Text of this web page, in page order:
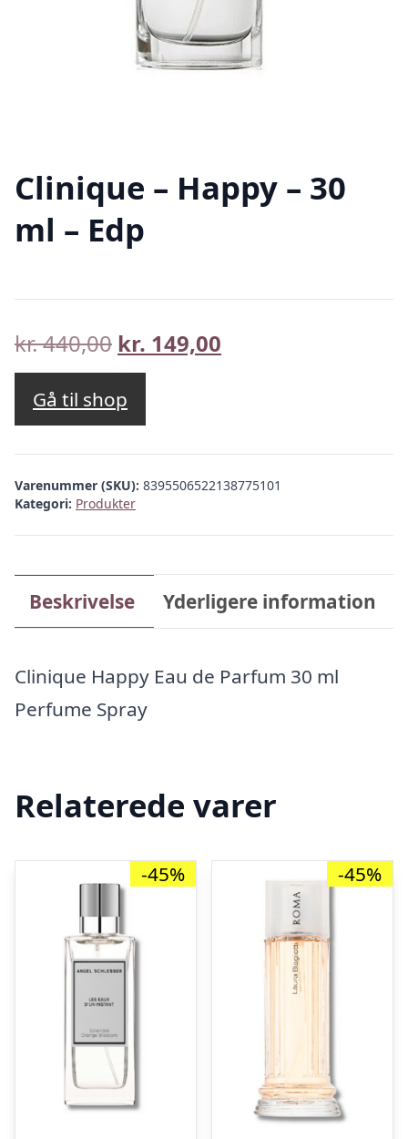
Clinique – Happy – 30
ml – Edp
kr.440,00 Den
oprindelige
pris
var:
kr. 440,00.
kr. 149,00
kr. 149,00.
Gå til shop
Varenummer (SKU): 8395506522138775101
Kategori: Produkter
Beskrivelse Yderligere information
Clinique Happy Eau de Parfum 30 ml
Perfume Spray
Relaterede varer
-45% -45%